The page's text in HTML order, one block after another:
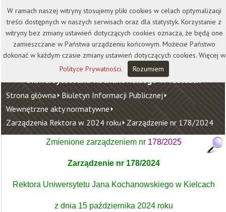
Kontakt Biblioteka
Wydawnictwo
Wirtualna Uczelnia
Uniwersytet Jana Kochanowskiego w Kielcach
Strona główna Biuletyn Informacji Publicznej
Wewnętrzne akty normatywne
Zarządzenia Rektora w 2024 roku Zarządzenie nr 178/2024
Zmienione zarządzeniem nr 178/2025
Zarządzenie nr 178/2024
Rektora Uniwersytetu Jana Kochanowskiego w Kielcach
z dnia 15 października 2024 roku
W ramach naszej witryny stosujemy pliki cookies w celach optymalizacji
treści dostępnych w naszych serwisach oraz dla statystyk. Korzystanie z
witryny bez zmiany ustawień dotyczących cookies oznacza, że będą one
zamieszczane w Państwa urządzeniu końcowym. Możecie Państwo
dokonać w każdym czasie zmiany ustawień dotyczących cookies. Więcej w
Polityce Prywatności. Rozumiem